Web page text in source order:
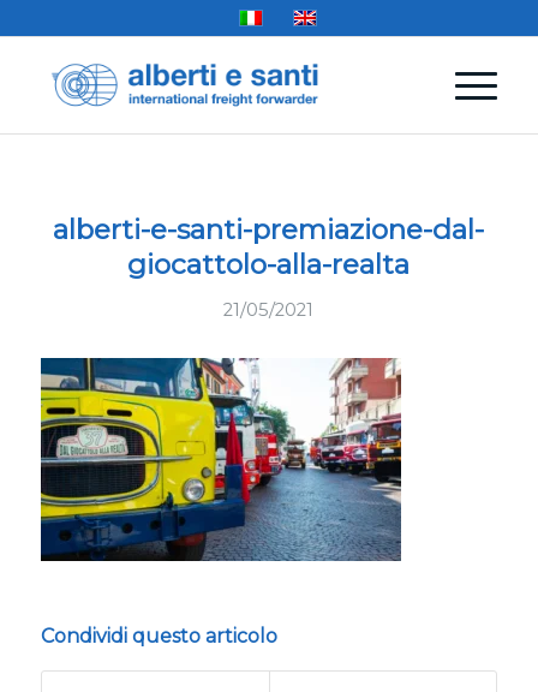
alberti-e-santi-premiazione-dal-
giocattolo-alla-realta
21/05/2021
Condividi questo articolo